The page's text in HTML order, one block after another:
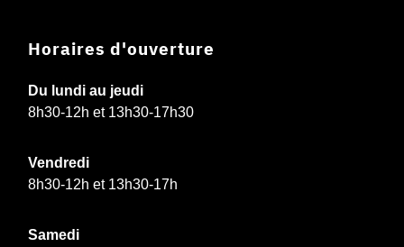
Horaires d'ouverture
Du lundi au jeudi
8h30-12h et 13h30-17h30
Vendredi
8h30-12h et 13h30-17h
Samedi